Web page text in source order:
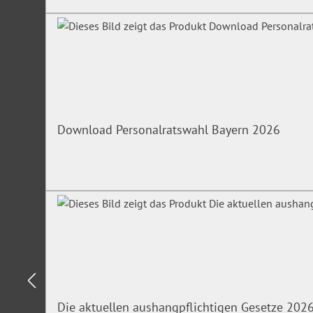
Download Personalratswahl Bayern 2026
Die aktuellen aushangpflichtigen Gesetze